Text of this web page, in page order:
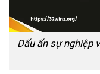
Dấu ấn sự nghiệp